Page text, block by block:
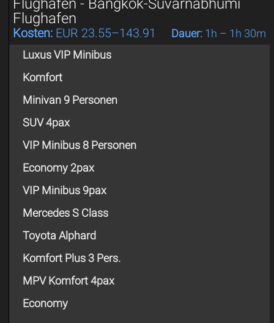
Flughafen - Bangkok-Suvarnabhumi
Flughafen
Kosten:EUR 23.55–143.91 Dauer:1h – 1h 30m
Luxus VIP Minibus
Komfort
Minivan 9 Personen
SUV 4pax
VIP Minibus 8 Personen
Economy 2pax
VIP Minibus 9pax
Mercedes S Class
Toyota Alphard
Komfort Plus 3 Pers.
MPV Komfort 4pax
Economy